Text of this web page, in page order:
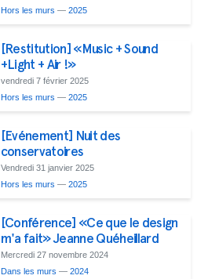
Hors les murs — 2025
[Restitution] «Music + Sound
+Light + Air !»
vendredi 7 février 2025
Hors les murs — 2025
[Evénement] Nuit des
conservatoires
Vendredi 31 janvier 2025
Hors les murs — 2025
[Conférence] «Ce que le design
m'a fait» Jeanne Quéheillard
Mercredi 27 novembre 2024
Dans les murs — 2024